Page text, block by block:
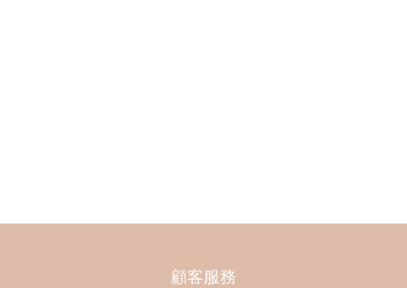
顧客服務